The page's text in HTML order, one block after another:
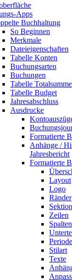
Apps
Buchhaltung
So Beginnen
Merkmale
Dateieigenschaften
Tabelle Konten
Buchungsarten
Buchungen
Tabelle
Tabelle Budget
Jahresabschluss
Ausdrucke
Formatierte
Anhänge /
Jahresbericht
Formatierte
Layout
Logo
Ränder
Zeilen
Periode
Stilart
Texte